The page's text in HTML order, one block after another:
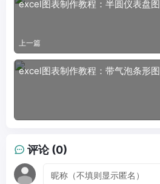
excel图表制作教程：半圆仪表盘图
上一篇
excel图表制作教程：带气泡条形图
评论 (0)